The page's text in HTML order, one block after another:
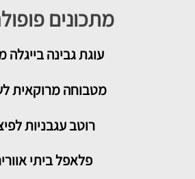
מתכונים
עוגת גבינה בייגלה
מטבוחה מרוקאית
רוטב עגבניות
פלאפל ביתי